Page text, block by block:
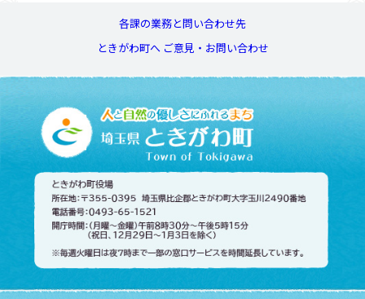
各課の業務と問い合わせ先
ときがわ町へ ご意見・お問い合わせ